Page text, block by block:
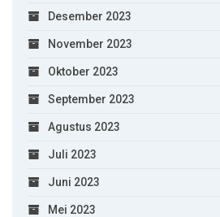
Desember 2023
November 2023
Oktober 2023
September 2023
Agustus 2023
Juli 2023
Juni 2023
Mei 2023